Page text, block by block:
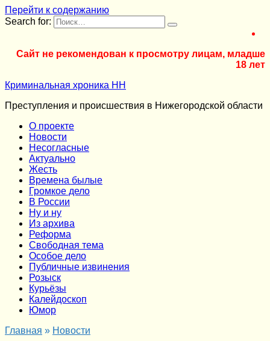
Перейти к содержанию
Search for:
Сайт не рекомендован к просмотру лицам, младше
18 лет
Криминальная хроника НН
Преступления и происшествия в Нижегородской области
О проекте
Новости
Несогласные
Актуально
Жесть
Времена былые
Громкое дело
В России
Ну и ну
Из архива
Реформа
Cвободная тема
Особое дело
Публичные извинения
Розыск
Курьёзы
Калейдоскоп
Юмор
Главная » Новости